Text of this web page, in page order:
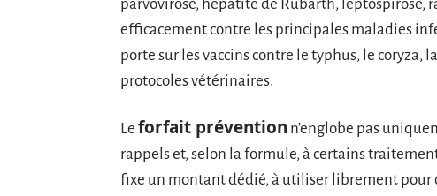
parvovirose, hépatite de Rubarth, leptospirose,
efficacement contre les principales maladies
porte sur les vaccins contre le typhus, le coryza,
protocoles vétérinaires.
Le forfait prévention n’englobe pas
rappels et, selon la formule, à certains
fixe un montant dédié, à utiliser librement pour